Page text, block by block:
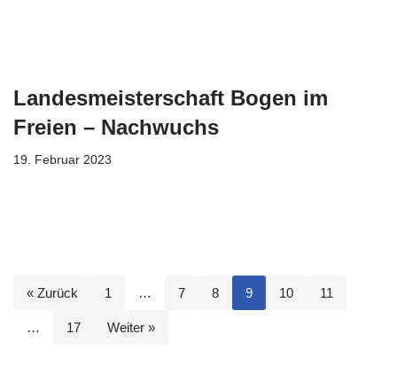
Landesmeisterschaft Bogen im
Freien – Nachwuchs
19. Februar 2023
« Zurück 1 … 7 8 9 10 11
… 17 Weiter »